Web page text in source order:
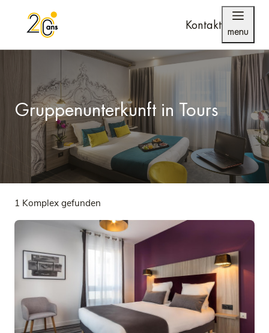
Kontakt menu
Gruppenunterkunft in Tours
1 Komplex gefunden